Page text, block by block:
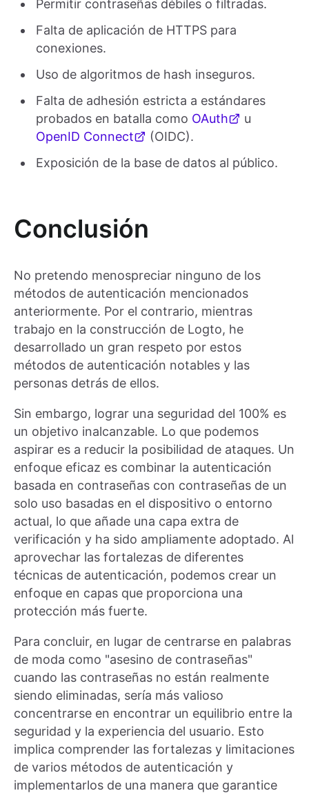
Permitir contraseñas débiles o filtradas.
Falta de aplicación de HTTPS para
conexiones.
Uso de algoritmos de hash inseguros.
Falta de adhesión estricta a estándares
probados en batalla como OAuth
u
OpenID Connect
(OIDC).
Exposición de la base de datos al público.
Conclusión
No pretendo menospreciar ninguno de los
métodos de autenticación mencionados
anteriormente. Por el contrario, mientras
trabajo en la construcción de Logto, he
desarrollado un gran respeto por estos
métodos de autenticación notables y las
personas detrás de ellos.
Sin embargo, lograr una seguridad del 100% es
un objetivo inalcanzable. Lo que podemos
aspirar es a reducir la posibilidad de ataques. Un
enfoque eficaz es combinar la autenticación
basada en contraseñas con contraseñas de un
solo uso basadas en el dispositivo o entorno
actual, lo que añade una capa extra de
verificación y ha sido ampliamente adoptado. Al
aprovechar las fortalezas de diferentes
técnicas de autenticación, podemos crear un
enfoque en capas que proporciona una
protección más fuerte.
Para concluir, en lugar de centrarse en palabras
de moda como "asesino de contraseñas"
cuando las contraseñas no están realmente
siendo eliminadas, sería más valioso
concentrarse en encontrar un equilibrio entre la
seguridad y la experiencia del usuario. Esto
implica comprender las fortalezas y limitaciones
de varios métodos de autenticación y
implementarlos de una manera que garantice